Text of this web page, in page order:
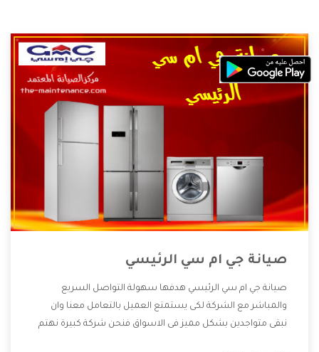
صيانة جي ام سي الرئيسي
صيانة جي ام سي الرئيسي هدفها سهولة التواصل السريع
والمباشر مع الشركة لكى يستمتع العميل بالتعامل معنا وان
نبقى متواجدين بشكل مميز فى الاسواق فنحن شركة كبيرة نهتم